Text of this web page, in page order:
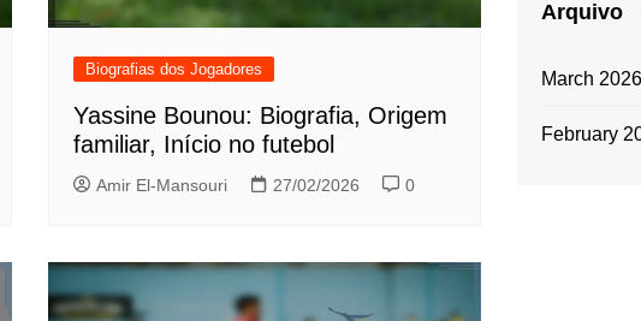
Biografias dos Jogadores
Yassine Bounou: Biografia, Origem
familiar, Início no futebol
Amir El-Mansouri 27/02/2026 0
Arquivo
March 2026
February